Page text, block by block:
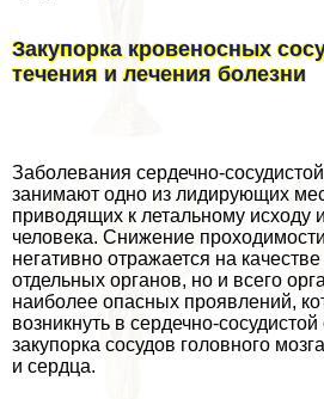
Закупорка кровеносных
течения и лечения болезни
Заболевания сердечно-
занимают одно из лидирующих
приводящих к летальному исходу
человека. Снижение
негативно отражается на
отдельных органов, но и всего
наиболее опасных проявлений,
возникнуть в сердечно-
закупорка сосудов головного
и сердца.